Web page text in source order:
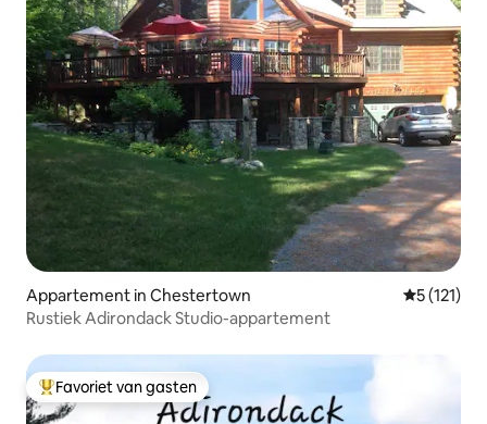
Appartement in Chestertown
5 (121)
Rustiek Adirondack Studio-appartement
Topfavoriet van gasten
Favoriet van gasten